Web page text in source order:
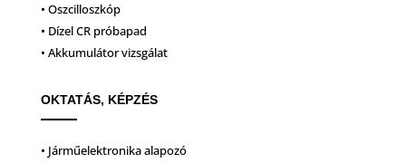
• Oszcilloszkóp
• Dízel CR próbapad
• Akkumulátor vizsgálat
OKTATÁS, KÉPZÉS
• Járműelektronika alapozó